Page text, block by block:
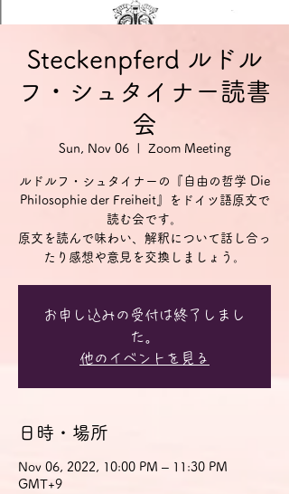
Steckenpferd ルドル
フ・シュタイナー読書
会
Sun, Nov 06
  |
Zoom Meeting
ルドルフ・シュタイナーの『自由の哲学 Die
Philosophie der Freiheit』をドイツ語原文で
読む会です。
原文を読んで味わい、解釈について話し合っ
お申し込みの受付は終了しまし
た。
他のイベントを見る
日時・場所
Nov 06, 2022, 10:00 PM – 11:30 PM
GMT+9